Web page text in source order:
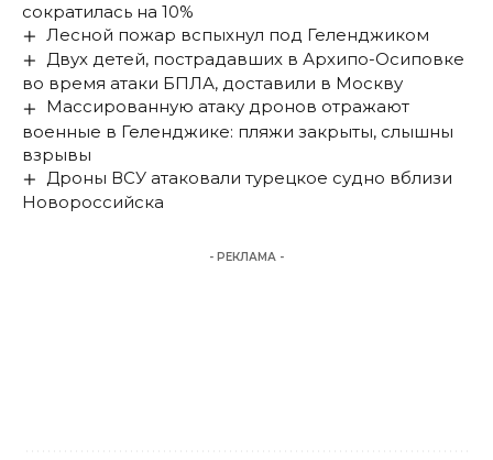
сократилась на 10%
Лесной пожар вспыхнул под Геленджиком
Двух детей, пострадавших в Архипо-Осиповке
во время атаки БПЛА, доставили в Москву
Массированную атаку дронов отражают
военные в Геленджике: пляжи закрыты, слышны
взрывы
Дроны ВСУ атаковали турецкое судно вблизи
Новороссийска
- РЕКЛАМА -